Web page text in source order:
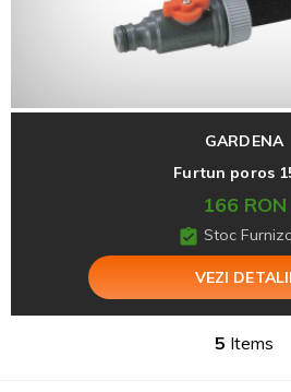
GARDENA
Furtun poros
166 RON
Stoc
VEZI DETALII
5 Items